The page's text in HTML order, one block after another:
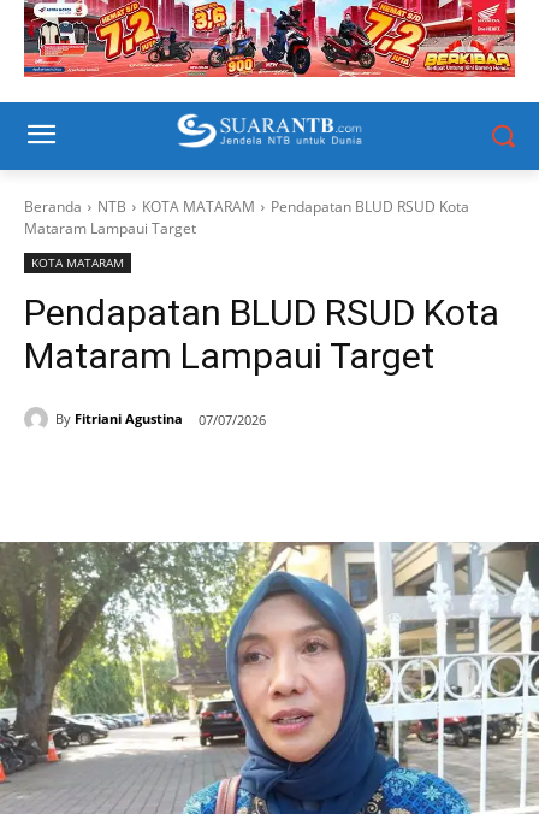
Beranda NTB KOTA MATARAM
Pendapatan BLUD RSUD Kota
Mataram Lampaui Target
KOTA MATARAM
Pendapatan BLUD RSUD Kota
Mataram Lampaui Target
By Fitriani Agustina 07/07/2026